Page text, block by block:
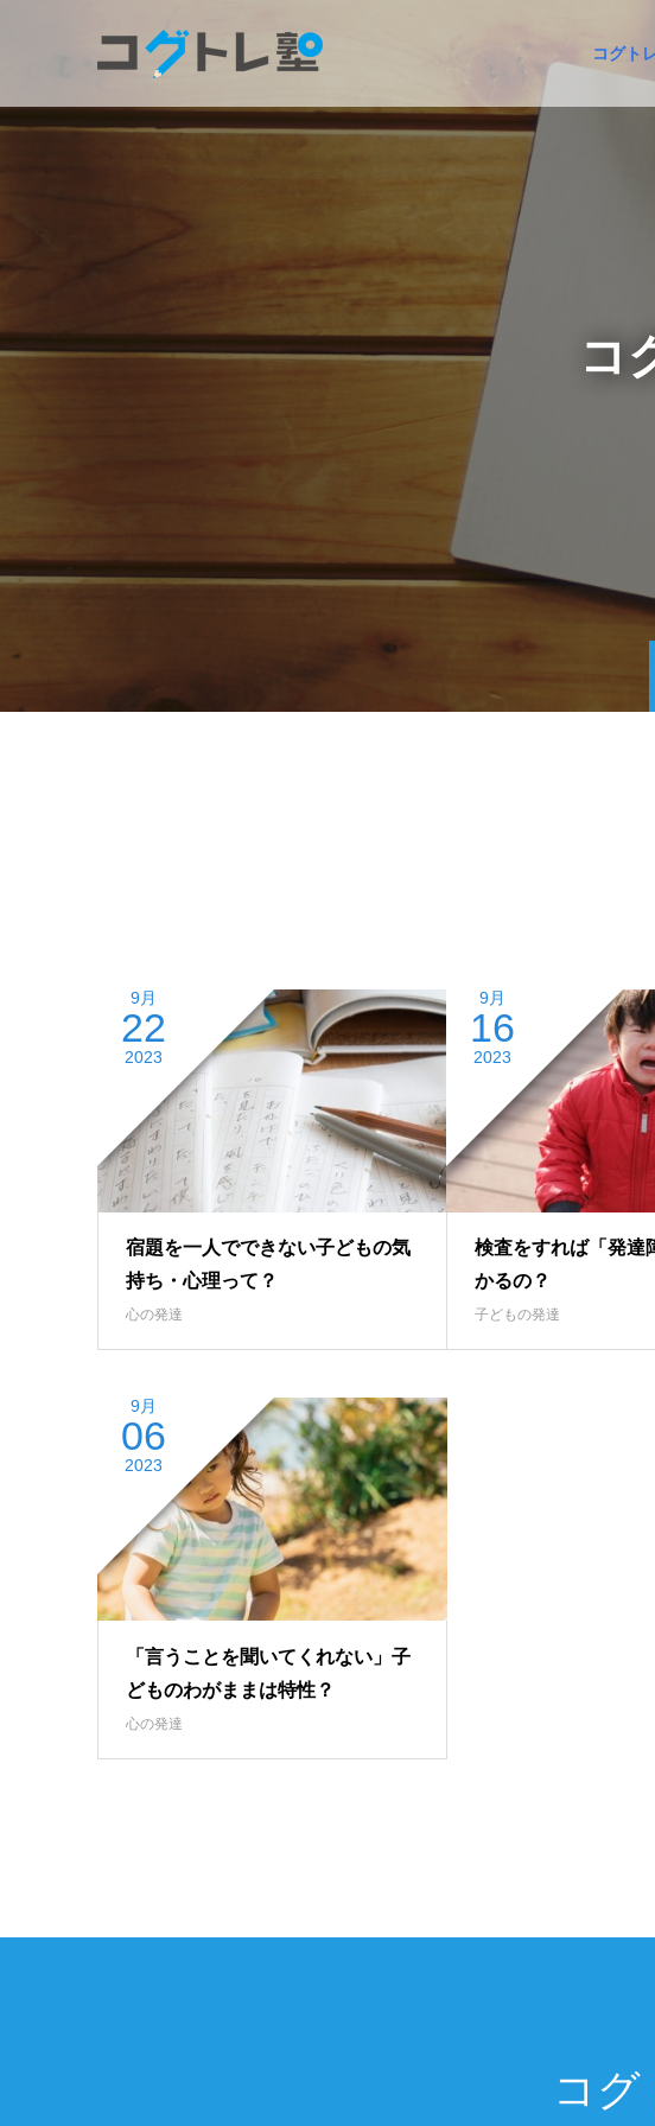
コグト
コ
9月
22
2023
宿題を一人でできない子どもの気
持ち・心理って？
心の発達
9月
16
2023
検査をすれば「発達
かるの？
子どもの発達
9月
06
2023
「言うことを聞いてくれない」子
どものわがままは特性？
心の発達
コグ